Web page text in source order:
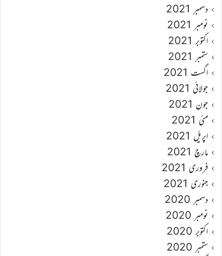
دسمبر 2021
نومبر 2021
اکتوبر 2021
ستمبر 2021
اگست 2021
جولائی 2021
جون 2021
مئی 2021
اپریل 2021
مارچ 2021
فروری 2021
جنوری 2021
دسمبر 2020
نومبر 2020
اکتوبر 2020
ستمبر 2020